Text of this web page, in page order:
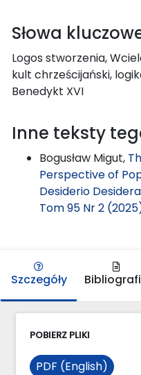
Słowa
Logos stworzenia,
kult chrześcijański,
Benedykt XVI
Inne teksty
Bogusław Migut,
Perspective of
Desiderio
Tom 95 Nr 2
Szczegóły
POBIERZ PLIKI
PDF (English)